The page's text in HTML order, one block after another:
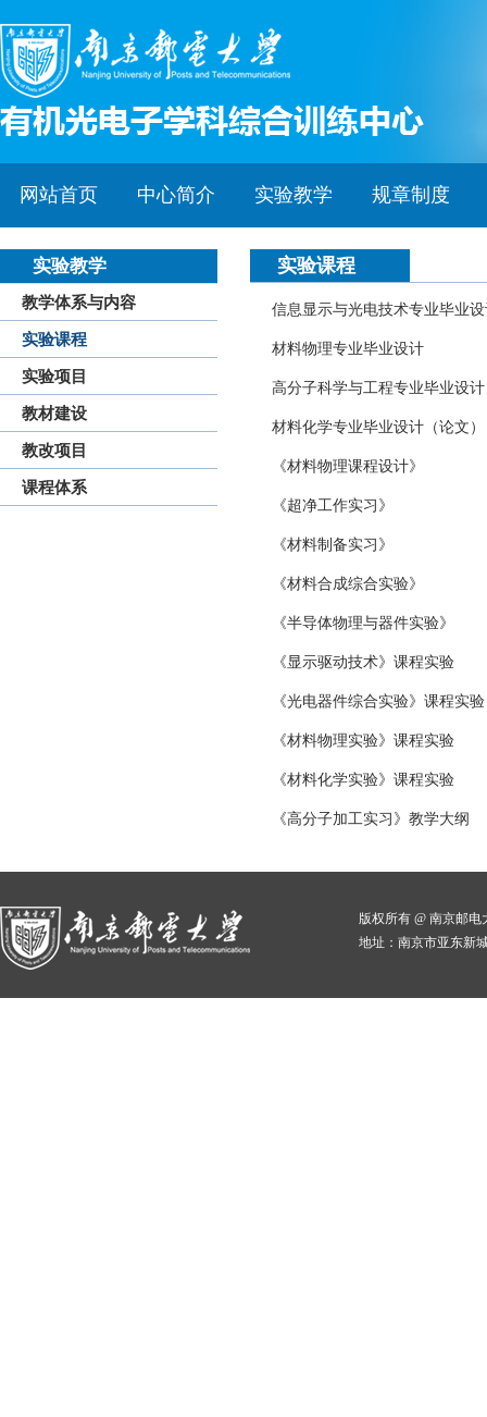
网站首页 中心简介 实验教学 规章制度
实验教学
教学体系与内容
实验课程
实验项目
教材建设
教改项目
课程体系
实验课程
信息显示与光电技术专业毕业
材料物理专业毕业设计
高分子科学与工程专业毕业设计
材料化学专业毕业设计（论文）
《材料物理课程设计》
《超净工作实习》
《材料制备实习》
《材料合成综合实验》
《半导体物理与器件实验》
《显示驱动技术》课程实验
《光电器件综合实验》课程实验
《材料物理实验》课程实验
《材料化学实验》课程实验
《高分子加工实习》教学大纲
版权所有 @ 南京邮
地址：南京市亚东新